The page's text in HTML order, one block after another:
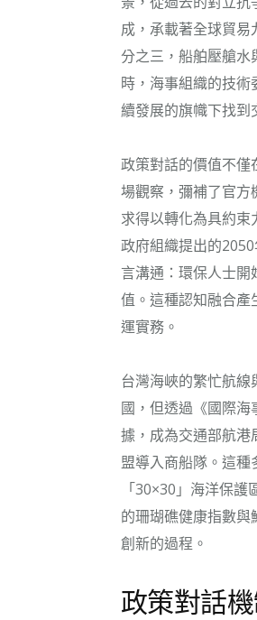
成，承載著全球貿
分之三，船舶壓艙水
時，海事組織的技
續發展的旗幟下找到
政策對話的價值不僅
場觀察，彌補了官方
求得以轉化為具約
政府組織提出的
言溝通：環保人士
值。這種認知融合產
運實務。
台灣海峽的繁忙航
國，但透過《國際
據，成為交通部航港
盟導入商船隊。這
「30×30」海洋保
的珊瑚礁健康指數
創新的過程。
政策對話